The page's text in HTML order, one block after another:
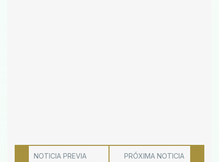
NOTICIA PREVIA PRÓXIMA NOTICIA